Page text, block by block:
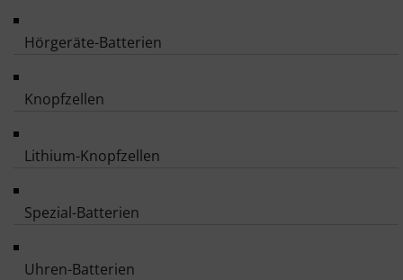
Hörgeräte-Batterien
Knopfzellen
Lithium-Knopfzellen
Spezial-Batterien
Uhren-Batterien